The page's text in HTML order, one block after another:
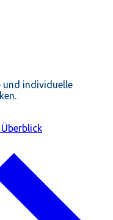
und individuelle